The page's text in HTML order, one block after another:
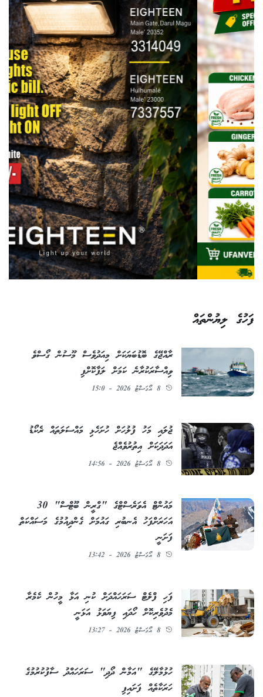
ފަހުގެ ލިޔުންތައް
ރާއްޖޭގެ ބޮޑުބަޔަކަށް މިއަދުވެސް މޫސުން ގޯސްވެ
ވިއްސާރަކުރާނެ ކަމަށް ލަފާކޮށްފި
8 އޯގަސްޓު 2026 - 15:0
ޖުލައި މަހު ފުލުހަށް ހުށަހެޅި މައްސަލަތައް ރެކޯޑު
އަދަދަކަށް އިތުރުވެއްޖެ
8 އޯގަސްޓު 2026 - 14:56
މައުންޓް އެވަރެސްޓްގެ "ގްރީން ބޫޓްސް" 30
އަހަރަށްފަހު އެނބުރި ގައުމަށް ގެންދިއުމުގެ މަސައްކަތް
ފަށަނީ
8 އޯގަސްޓު 2026 - 13:42
ފަހި ފްލެޓް ސަރަހައްދަށް ކުނި އަޅާ މީހުން ކެމެރާ
މެދުވެރިކޮށް ހޯދައި ފިޔަވަޅު އަޅަނީ
8 އޯގަސްޓު 2026 - 13:27
ހުޅުމާލޭގެ "އަމާން ދޯދި" ސަރަހައްދު ސާފުކުރުމުގެ
ހަރަކާތެއް ފަށައިފި